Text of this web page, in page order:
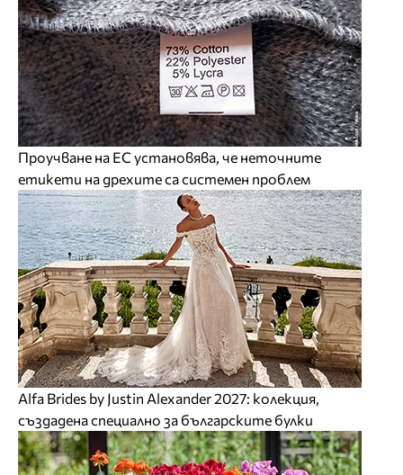
Проучване на ЕС установява, че неточните
етикети на дрехите са системен проблем
Alfa Brides by Justin Alexander 2027: колекция,
създадена специално за българските булки